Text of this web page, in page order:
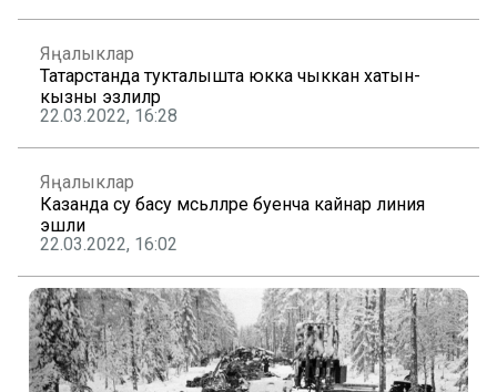
Яңалыклар
Татарстанда тукталышта юкка чыккан хатын-
кызны эзлиләр
22.03.2022, 16:28
Яңалыклар
Казанда су басу мәсьәләләре буенча кайнар линия
эшли
22.03.2022, 16:02